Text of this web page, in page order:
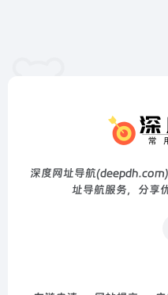
深度网址导航
址导航服务，分享